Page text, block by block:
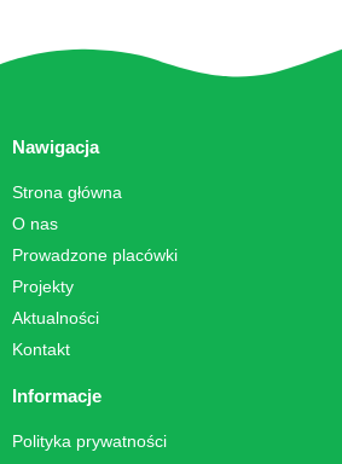
Nawigacja
Strona główna
O nas
Prowadzone placówki
Projekty
Aktualności
Kontakt
Informacje
Polityka prywatności